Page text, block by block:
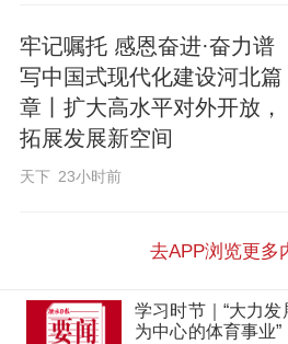
团雄商置业公司工程管
绍，该设计可将自然光
效降低地下空间能耗，
能建设的创新实践。
据了解，目前雄安城市
及机电收尾工作。这座
牢记嘱托 感恩奋进·奋力谱
写中国式现代化建设河北篇
章丨扩大高水平对外开放，
拓展发展新空间
天下 23小时前
去APP浏览更多
学习时节｜“大力发
为中心的体育事业”